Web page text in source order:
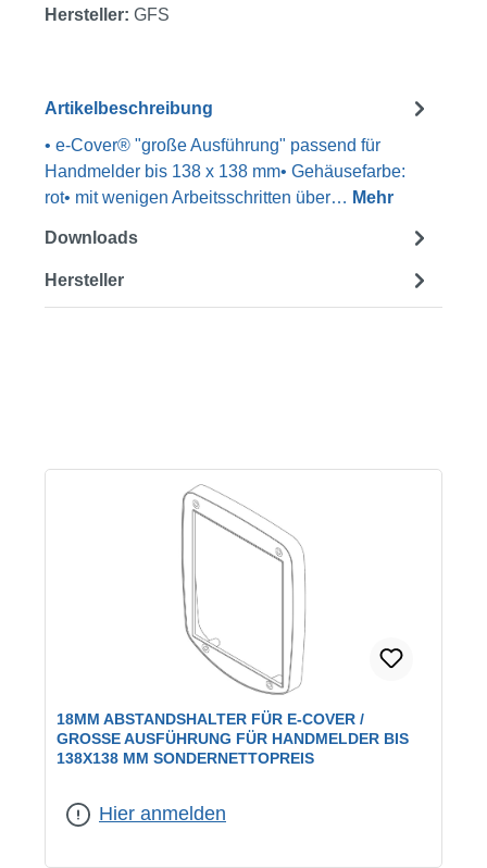
Hersteller: GFS
Artikelbeschreibung
• e-Cover® "große Ausführung" passend für
Handmelder bis 138 x 138 mm• Gehäusefarbe:
rot• mit wenigen Arbeitsschritten über… Mehr
Downloads
Hersteller
18MM ABSTANDSHALTER FÜR E-COVER /
GROSSE AUSFÜHRUNG FÜR HANDMELDER BIS 1
38X138 MM SONDERNETTOPREIS
Hier anmelden